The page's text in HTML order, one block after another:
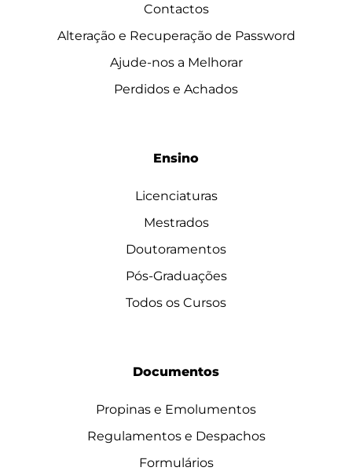
Contactos
Alteração e Recuperação de Password
Ajude-nos a Melhorar
Perdidos e Achados
Ensino
Licenciaturas
Mestrados
Doutoramentos
Pós-Graduações
Todos os Cursos
Documentos
Propinas e Emolumentos
Regulamentos e Despachos
Formulários